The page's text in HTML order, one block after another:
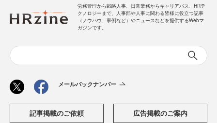
労務管理から戦略人事、日常業務からキャリアパス、HRテ
クノロジーまで、人事部や人事に関わる皆様に役立つ記事
（ノウハウ、事例など）やニュースなどを提供するWebマ
ガジンです。
メールバックナンバー
記事掲載のご依頼 広告掲載のご案内